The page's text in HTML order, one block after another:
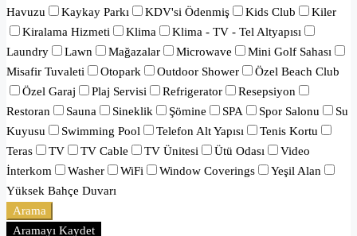
Havuzu
Kaykay Parkı KDV'si Ödenmiş Kids Club
Kiler
Kiralama Hizmeti
Klima
Klima - TV - Tel Altyapısı
Laundry
Lawn Mağazalar Microwave
Mini Golf Sahası
Misafir Tuvaleti
Otopark Outdoor Shower
Özel Beach Club
Özel Garaj
Plaj Servisi Refrigerator
Resepsiyon
Restoran
Sauna Sineklik Şömine SPA Spor Salonu
Su
Kuyusu
Swimming Pool Telefon Alt Yapısı
Tenis Kortu
Teras
TV TV Cable TV Ünitesi Ütü Odası
Video
İnterkom
Washer WiFi Window Coverings
Yeşil Alan
Yüksek Bahçe Duvarı
Arama
Aramayı Kaydet